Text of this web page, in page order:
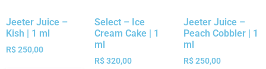
Jeeter Juice –
Kish | 1 ml
R$250,00
Select – Ice
Cream Cake | 1
ml
R$320,00
Jeeter Juice –
Peach Cobbler | 1
ml
R$250,00